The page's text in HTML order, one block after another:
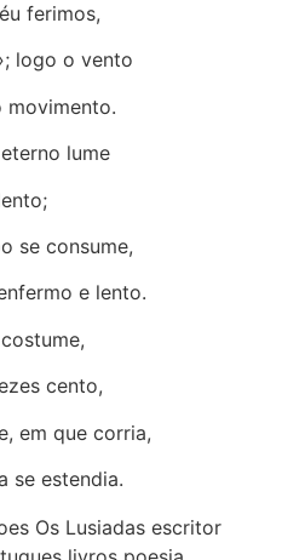
ferimos,
logo o vento
movimento.
lume
se consume,
e lento.
cento,
em que corria,
se estendia.